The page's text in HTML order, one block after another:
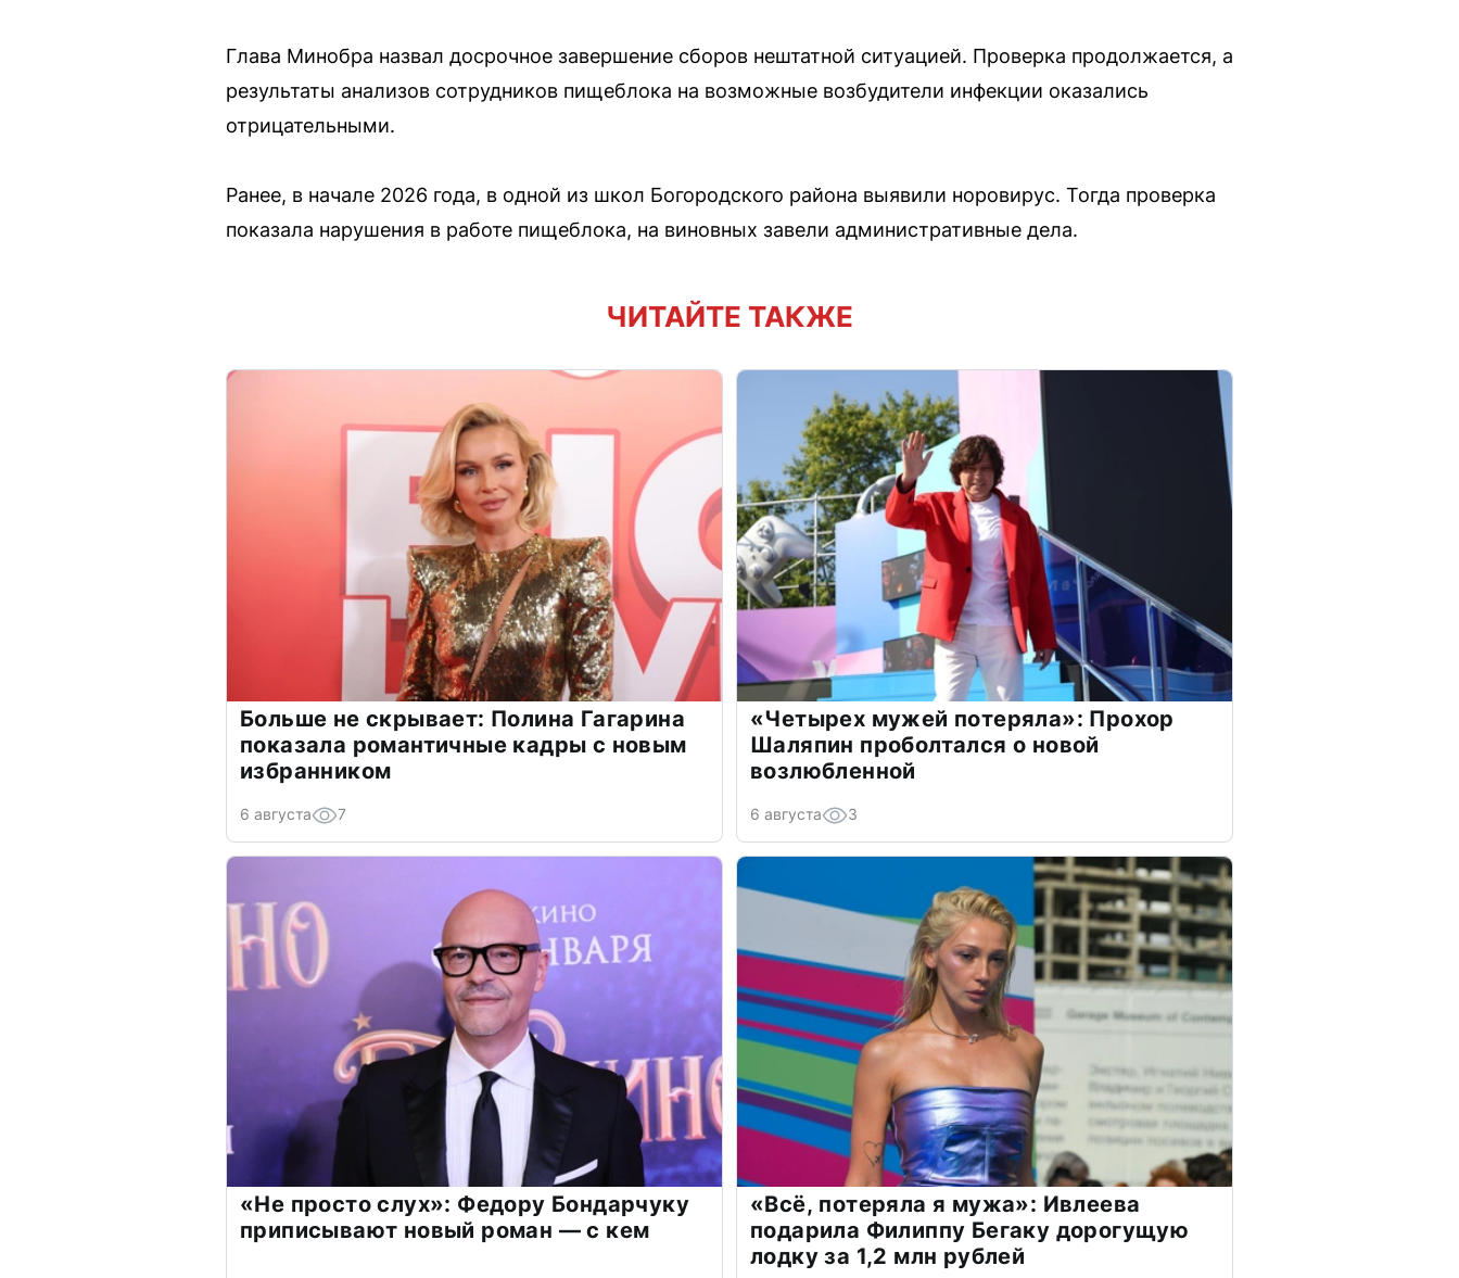
Глава Минобра назвал досрочное завершение сборов нештатной ситуацией. Проверка продолжается, а
результаты анализов сотрудников пищеблока на возможные возбудители инфекции оказались
отрицательными.
Ранее, в начале 2026 года, в одной из школ Богородского района выявили норовирус. Тогда проверка
показала нарушения в работе пищеблока, на виновных завели административные дела.
ЧИТАЙТЕ ТАКЖЕ
Больше не скрывает: Полина Гагарина
показала романтичные кадры с новым
избранником
6 августа 7
«Четырех мужей потеряла»: Прохор
Шаляпин проболтался о новой
возлюбленной
6 августа 3
«Не просто слух»: Федору Бондарчуку
приписывают новый роман — с кем
«Всё, потеряла я мужа»: Ивлеева
подарила Филиппу Бегаку дорогущую
лодку за 1,2 млн рублей